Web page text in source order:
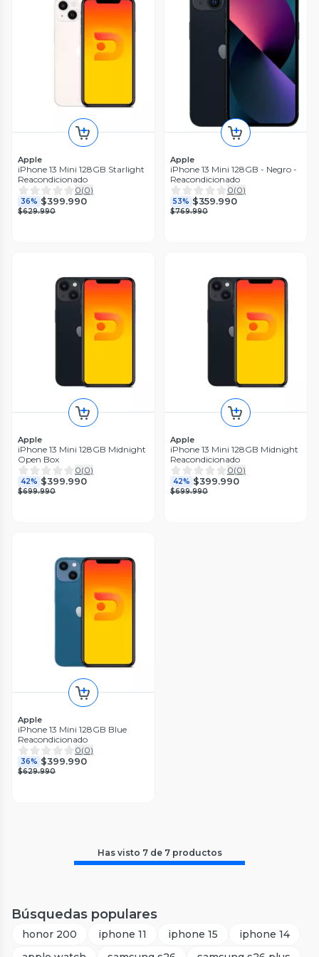
Apple
iPhone 13 Mini 128GB Starlight
Reacondicionado
0(0)
36% $399.990
$629.990
Apple
iPhone 13 Mini 128GB - Negro -
Reacondicionado
0(0)
53% $359.990
$769.990
Apple
iPhone 13 Mini 128GB Midnight
Open Box
0(0)
42% $399.990
$699.990
Apple
iPhone 13 Mini 128GB Midnight
Reacondicionado
0(0)
42% $399.990
$699.990
Apple
iPhone 13 Mini 128GB Blue
Reacondicionado
0(0)
36% $399.990
$629.990
Has visto 7de 7 productos
Búsquedas populares
honor 200 iphone 11 iphone 15
iphone 14